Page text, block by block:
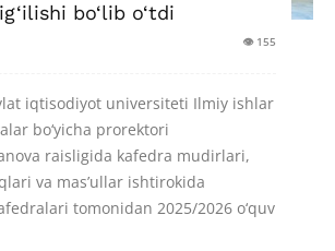
bo‘lib o‘tdi
👁 155
iqtisodiyot universiteti Ilmiy ishlar
bo‘yicha prorektori
raisligida kafedra mudirlari,
va mas’ullar ishtirokida
tomonidan 2025/2026 o‘quv